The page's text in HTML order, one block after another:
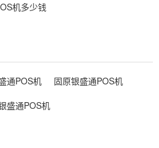
机多少钱
通POS机
固原银盛通POS机
盛通POS机